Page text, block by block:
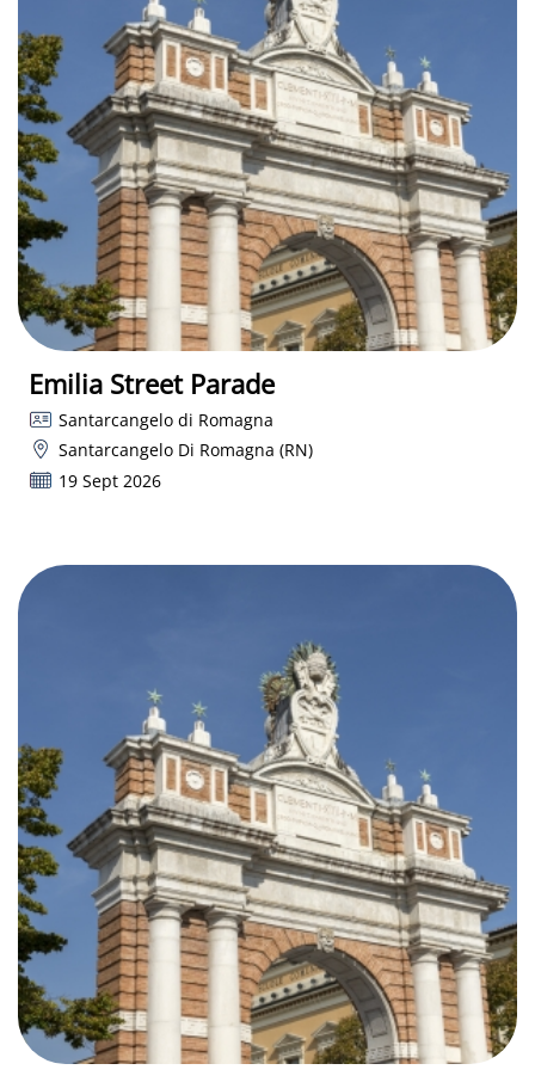
Emilia Street Parade
Santarcangelo di Romagna
Santarcangelo Di Romagna (RN)
19 Sept 2026